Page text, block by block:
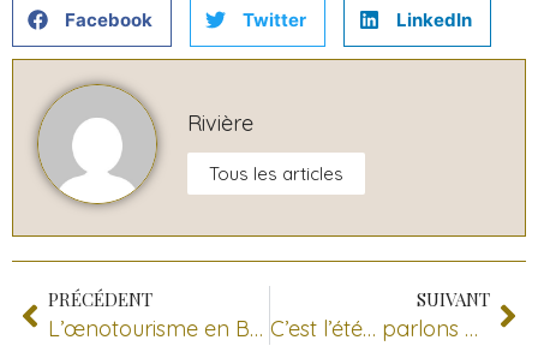
Facebook Twitter LinkedIn
Rivière
Tous les articles
PRÉCÉDENT
L’œnotourisme en Beaujolais Pierres Dorées
SUIVANT
C’est l’été… parlons Beaujolais Rosé !!!!!